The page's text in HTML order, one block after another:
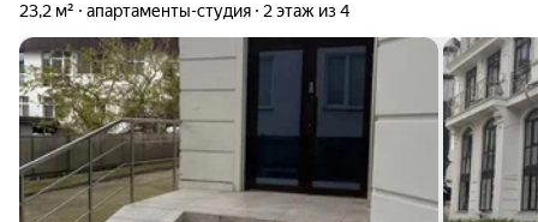
23,2 м² апартаменты-студия 2 этаж из 4